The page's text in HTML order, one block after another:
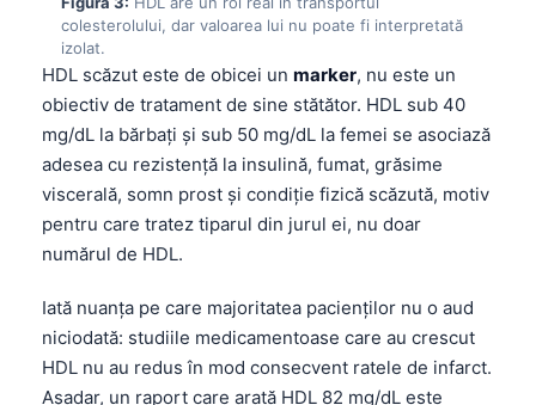
colesterolului, dar valoarea lui nu poate fi interpretată
izolat.
HDL scăzut este de obicei un marker, nu este un
obiectiv de tratament de sine stătător. HDL sub 40
mg/dL la bărbați și sub 50 mg/dL la femei se asociază
adesea cu rezistență la insulină, fumat, grăsime
viscerală, somn prost și condiție fizică scăzută, motiv
pentru care tratez tiparul din jurul ei, nu doar
numărul de HDL.
Iată nuanța pe care majoritatea pacienților nu o aud
niciodată: studiile medicamentoase care au crescut
HDL nu au redus în mod consecvent ratele de infarct.
Așadar, un raport care arată HDL 82 mg/dL este